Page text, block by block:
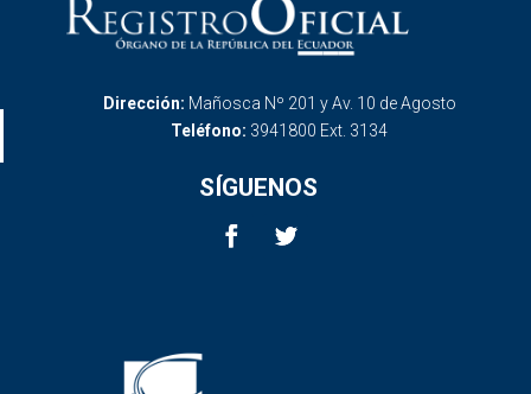
Dirección: Mañosca Nº 201 y Av. 10 de Agosto
Teléfono: 3941800 Ext. 3134
SÍGUENOS